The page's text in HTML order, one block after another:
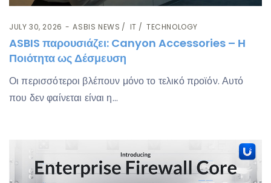
JULY 30, 2026 ASBIS NEWS IT TECHNOLOGY
ASBIS παρουσιάζει: Canyon Accessories – Η
Ποιότητα ως Δέσμευση
Οι περισσότεροι βλέπουν μόνο το τελικό προϊόν. Αυτό
που δεν φαίνεται είναι η…